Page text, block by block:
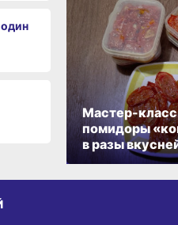
Мастер-
помидоры
в разы